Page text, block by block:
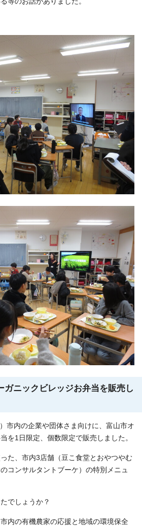
ガニックビレッジお弁当を販売し
市内の企業や団体さま向けに、富山市オ
を1日限定、個数限定で販売しました。
た、市内3店舗（豆こ食堂とおやつやむ
コンサルタントブーケ）の特別メニュ
でしょうか？
内の有機農家の応援と地域の環境保全